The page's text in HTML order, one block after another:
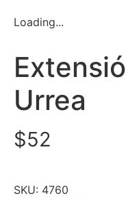
Loading...
Urrea
$52
SKU: 4760